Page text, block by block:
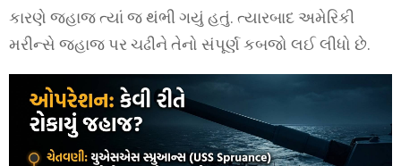
કારણે જહાજ ત્યાં જ થંભી ગયું હતું. ત્યારબાદ અમેરિકી
મરીન્સે જહાજ પર ચઢીને તેનો સંપૂર્ણ કબજો લઈ લીધો છે.